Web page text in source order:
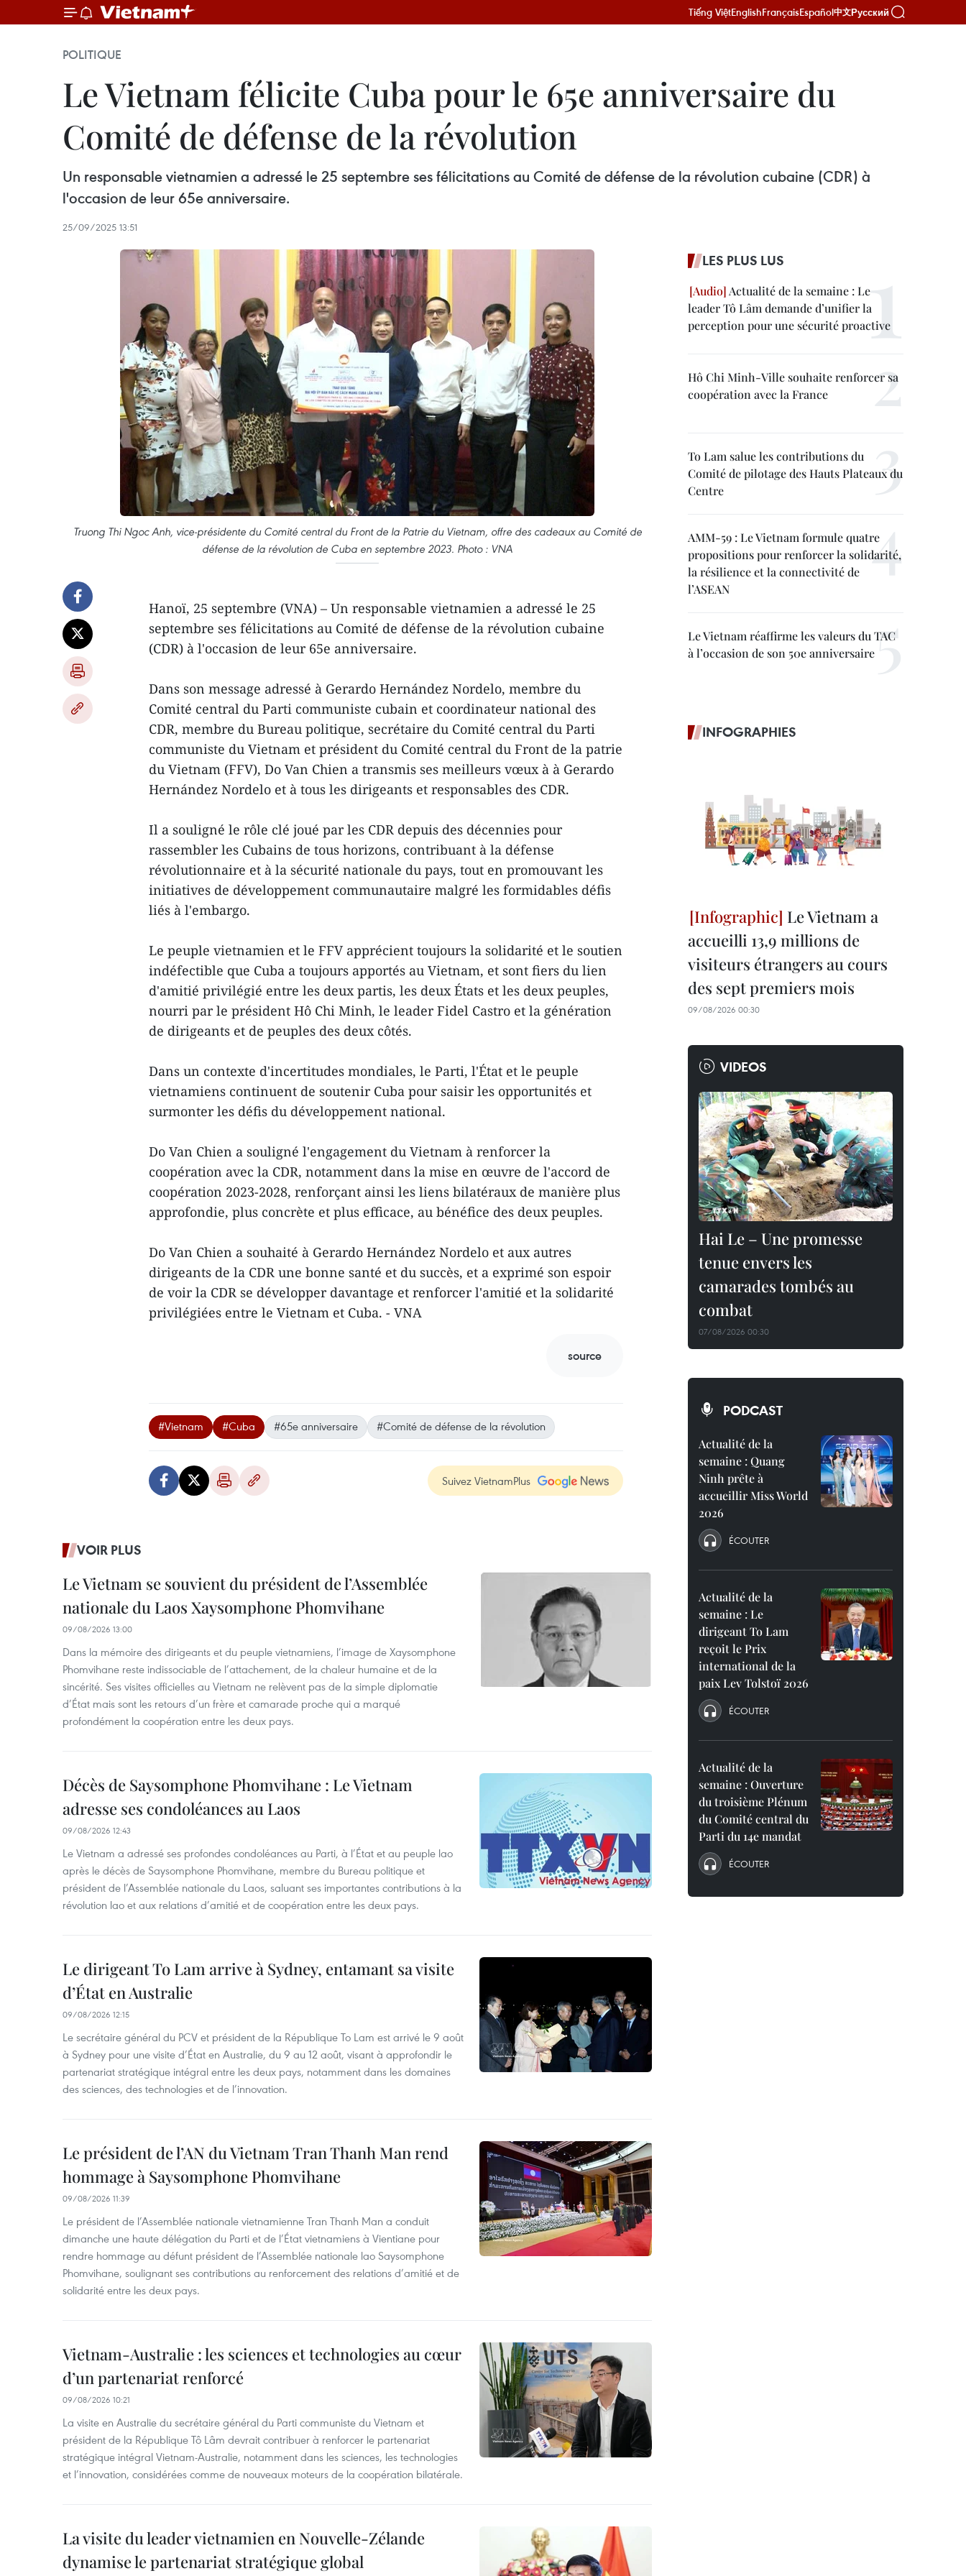
Tiếng ViệtEnglishFrançaisEspañol中文Русский
POLITIQUE
Le Vietnam félicite Cuba pour le 65e anniversaire du
Comité de défense de la révolution
Un responsable vietnamien a adressé le 25 septembre ses félicitations au Comité de défense de la révolution cubaine (CDR) à
l'occasion de leur 65e anniversaire.
25/09/2025 13:51
Truong Thi Ngoc Anh, vice-présidente du Comité central du Front de la Patrie du Vietnam, offre des cadeaux au Comité de
défense de la révolution de Cuba en septembre 2023. Photo : VNA
Hanoï, 25 septembre (VNA) – Un responsable vietnamien a adressé le 25
septembre ses félicitations au Comité de défense de la révolution cubaine
(CDR) à l'occasion de leur 65e anniversaire.
Dans son message adressé à Gerardo Hernández Nordelo, membre du
Comité central du Parti communiste cubain et coordinateur national des
CDR, membre du Bureau politique, secrétaire du Comité central du Parti
communiste du Vietnam et président du Comité central du Front de la patrie
du Vietnam (FFV), Do Van Chien a transmis ses meilleurs vœux à à Gerardo
Hernández Nordelo et à tous les dirigeants et responsables des CDR.
Il a souligné le rôle clé joué par les CDR depuis des décennies pour
rassembler les Cubains de tous horizons, contribuant à la défense
révolutionnaire et à la sécurité nationale du pays, tout en promouvant les
initiatives de développement communautaire malgré les formidables défis
liés à l'embargo.
Le peuple vietnamien et le FFV apprécient toujours la solidarité et le soutien
indéfectible que Cuba a toujours apportés au Vietnam, et sont fiers du lien
d'amitié privilégié entre les deux partis, les deux États et les deux peuples,
nourri par le président Hô Chi Minh, le leader Fidel Castro et la génération
de dirigeants et de peuples des deux côtés.
Dans un contexte d'incertitudes mondiales, le Parti, l'État et le peuple
vietnamiens continuent de soutenir Cuba pour saisir les opportunités et
surmonter les défis du développement national.
Do Van Chien a souligné l'engagement du Vietnam à renforcer la
coopération avec la CDR, notamment dans la mise en œuvre de l'accord de
coopération 2023-2028, renforçant ainsi les liens bilatéraux de manière plus
approfondie, plus concrète et plus efficace, au bénéfice des deux peuples.
Do Van Chien a souhaité à Gerardo Hernández Nordelo et aux autres
dirigeants de la CDR une bonne santé et du succès, et a exprimé son espoir
de voir la CDR se développer davantage et renforcer l'amitié et la solidarité
privilégiées entre le Vietnam et Cuba. - VNA
source
#Vietnam #Cuba #65e anniversaire #Comité de défense de la révolution
Suivez VietnamPlus
VOIR PLUS
Le Vietnam se souvient du président de l’Assemblée
nationale du Laos Xaysomphone Phomvihane
09/08/2026 13:00
Dans la mémoire des dirigeants et du peuple vietnamiens, l’image de Xaysomphone
Phomvihane reste indissociable de l’attachement, de la chaleur humaine et de la
sincérité. Ses visites officielles au Vietnam ne relèvent pas de la simple diplomatie
d’État mais sont les retours d’un frère et camarade proche qui a marqué
profondément la coopération entre les deux pays.
Décès de Saysomphone Phomvihane : Le Vietnam
adresse ses condoléances au Laos
09/08/2026 12:43
Le Vietnam a adressé ses profondes condoléances au Parti, à l’État et au peuple lao
après le décès de Saysomphone Phomvihane, membre du Bureau politique et
président de l’Assemblée nationale du Laos, saluant ses importantes contributions à la
révolution lao et aux relations d’amitié et de coopération entre les deux pays.
Le dirigeant To Lam arrive à Sydney, entamant sa visite
d’État en Australie
09/08/2026 12:15
Le secrétaire général du PCV et président de la République To Lam est arrivé le 9 août
à Sydney pour une visite d’État en Australie, du 9 au 12 août, visant à approfondir le
partenariat stratégique intégral entre les deux pays, notamment dans les domaines
des sciences, des technologies et de l’innovation.
Le président de l’AN du Vietnam Tran Thanh Man rend
hommage à Saysomphone Phomvihane
09/08/2026 11:39
Le président de l’Assemblée nationale vietnamienne Tran Thanh Man a conduit
dimanche une haute délégation du Parti et de l’État vietnamiens à Vientiane pour
rendre hommage au défunt président de l’Assemblée nationale lao Saysomphone
Phomvihane, soulignant ses contributions au renforcement des relations d’amitié et de
solidarité entre les deux pays.
Vietnam-Australie : les sciences et technologies au cœur
d’un partenariat renforcé
09/08/2026 10:21
La visite en Australie du secrétaire général du Parti communiste du Vietnam et
président de la République Tô Lâm devrait contribuer à renforcer le partenariat
stratégique intégral Vietnam-Australie, notamment dans les sciences, les technologies
et l’innovation, considérées comme de nouveaux moteurs de la coopération bilatérale.
La visite du leader vietnamien en Nouvelle-Zélande
dynamise le partenariat stratégique global
LES PLUS LUS
Actualité de la semaine : Le
leader Tô Lâm demande d’unifier la
perception pour une sécurité proactive
Hô Chi Minh-Ville souhaite renforcer sa
coopération avec la France
To Lam salue les contributions du
Comité de pilotage des Hauts Plateaux du
Centre
AMM-59 : Le Vietnam formule quatre
propositions pour renforcer la solidarité,
la résilience et la connectivité de
l’ASEAN
Le Vietnam réaffirme les valeurs du TAC
à l’occasion de son 50e anniversaire
INFOGRAPHIES
Le Vietnam a
accueilli 13,9 millions de
visiteurs étrangers au cours
des sept premiers mois
09/08/2026 00:30
VIDEOS
Hai Le – Une promesse
tenue envers les
camarades tombés au
combat
07/08/2026 00:30
PODCAST
Actualité de la
semaine : Quang
Ninh prête à
accueillir Miss World
2026
ÉCOUTER
Actualité de la
semaine : Le
dirigeant To Lam
reçoit le Prix
international de la
paix Lev Tolstoï 2026
ÉCOUTER
Actualité de la
semaine : Ouverture
du troisième Plénum
du Comité central du
Parti du 14e mandat
ÉCOUTER